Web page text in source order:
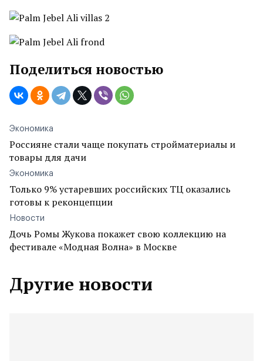
Поделиться новостью
Экономика
Россияне стали чаще покупать стройматериалы и
товары для дачи
Экономика
Только 9% устаревших российских ТЦ оказались
готовы к реконцепции
Новости
Дочь Ромы Жукова покажет свою коллекцию на
фестивале «Модная Волна» в Москве
Другие новости